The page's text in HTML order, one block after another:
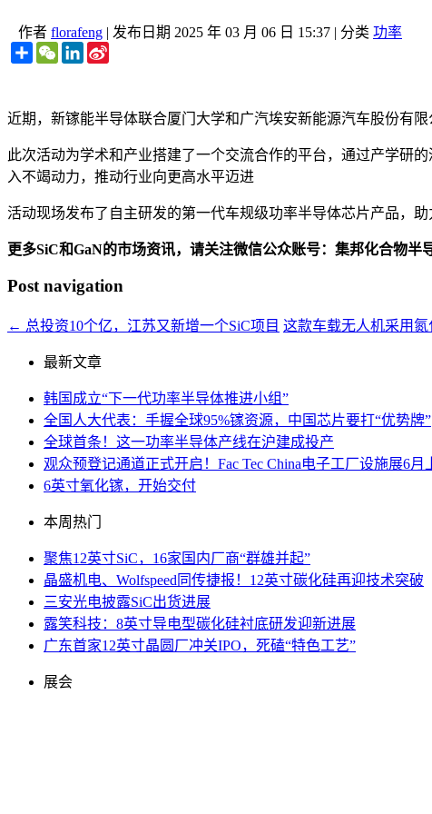
作者 florafeng | 发布日期 2025 年 03 月 06 日 15:37 | 分类 功率
ShareWeChatLinkedIn
近期，新镓能半导体联合厦门大学和广汽埃安新能源汽车股份有
此次活动为学术和产业搭建了一个交流合作的平台，通过产学研
入不竭动力，推动行业向更高水平迈进
活动现场发布了自主研发的第一代车规级功率半导体芯片产品，
更多SiC和GaN的市场资讯，请关注微信公众账号：集邦化合物半
Post navigation
← 总投资10个亿，江苏又新增一个SiC项目 这款车载无人机采用氮
最新文章
韩国成立“下一代功率半导体推进小组”
全国人大代表：手握全球95%镓资源，中国芯片要打“优势牌”
全球首条！这一功率半导体产线在沪建成投产
观众预登记通道正式开启！Fac Tec China电子工厂设施展6
6英寸氧化镓，开始交付
本周热门
聚焦12英寸SiC，16家国内厂商“群雄并起”
晶盛机电、Wolfspeed同传捷报！12英寸碳化硅再迎技术突破
三安光电披露SiC出货进展
露笑科技：8英寸导电型碳化硅衬底研发迎新进展
广东首家12英寸晶圆厂冲关IPO，死磕“特色工艺”
展会